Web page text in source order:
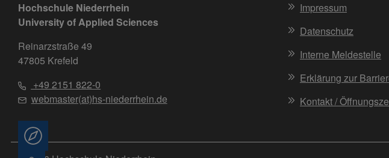
Hochschule Niederrhein
University of Applied Sciences
Reinarzstraße 49
47805 Krefeld
+49 2151 822-0
webmaster(at)hs-niederrhein.de
Impressum
Datenschutz
Interne Meldestelle
Erklärung zur
Kontakt /